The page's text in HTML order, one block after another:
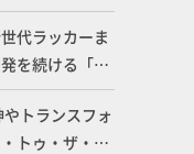
クターとして
」が着任！け
定版と通常版
代ラッカーま
を続ける「ガ
開発の裏側と
についてイン
トランスフォ
トゥ・ザ・フ